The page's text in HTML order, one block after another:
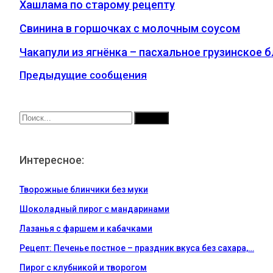
Хашлама по старому рецепту
Свинина в горшочках с молочным соусом
Чакапули из ягнёнка – пасхальное грузинское
Предыдущие сообщения
Интересное:
Творожные блинчики без муки
Шоколадный пирог с мандаринами
Лазанья с фаршем и кабачками
Рецепт: Печенье постное – праздник вкуса без сахара,…
Пирог с клубникой и творогом